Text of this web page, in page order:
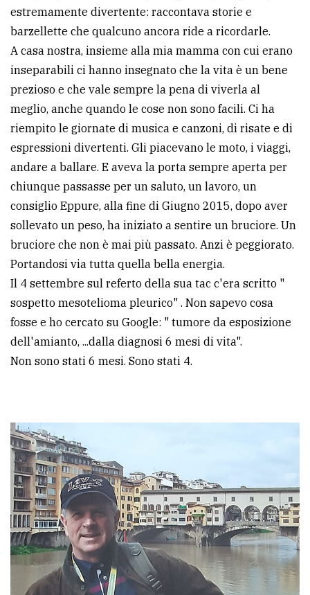
estremamente divertente: raccontava storie e
barzellette che qualcuno ancora ride a ricordarle.
A casa nostra, insieme alla mia mamma con cui erano
inseparabili ci hanno insegnato che la vita è un bene
prezioso e che vale sempre la pena di viverla al
meglio, anche quando le cose non sono facili. Ci ha
riempito le giornate di musica e canzoni, di risate e di
espressioni divertenti. Gli piacevano le moto, i viaggi,
andare a ballare. E aveva la porta sempre aperta per
chiunque passasse per un saluto, un lavoro, un
consiglio Eppure, alla fine di Giugno 2015, dopo aver
sollevato un peso, ha iniziato a sentire un bruciore. Un
bruciore che non è mai più passato. Anzi è peggiorato.
Portandosi via tutta quella bella energia.
Il 4 settembre sul referto della sua tac c'era scritto "
sospetto mesotelioma pleurico" . Non sapevo cosa
fosse e ho cercato su Google: " tumore da esposizione
dell'amianto, ...dalla diagnosi 6 mesi di vita".
Non sono stati 6 mesi. Sono stati 4.